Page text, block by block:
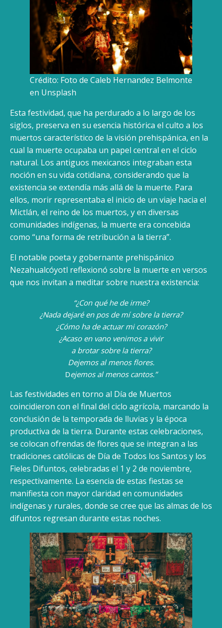
Crédito: Foto de Caleb Hernandez Belmonte
en Unsplash
Esta festividad, que ha perdurado a lo largo de los
siglos, preserva en su esencia histórica el culto a los
muertos característico de la visión prehispánica, en la
cual la muerte ocupaba un papel central en el ciclo
natural. Los antiguos mexicanos integraban esta
noción en su vida cotidiana, considerando que la
existencia se extendía más allá de la muerte. Para
ellos, morir representaba el inicio de un viaje hacia el
Mictlán, el reino de los muertos, y en diversas
comunidades indígenas, la muerte era concebida
como “una forma de retribución a la tierra”.
El notable poeta y gobernante prehispánico
Nezahualcóyotl reflexionó sobre la muerte en versos
que nos invitan a meditar sobre nuestra existencia:
“¿Con qué he de irme?
¿Nada dejaré en pos de mí sobre la tierra?
¿Cómo ha de actuar mi corazón?
¿Acaso en vano venimos a vivir
a brotar sobre la tierra?
Dejemos al menos flores.
Dejemos al menos cantos.”
Las festividades en torno al Día de Muertos
coincidieron con el final del ciclo agrícola, marcando la
conclusión de la temporada de lluvias y la época
productiva de la tierra. Durante estas celebraciones,
se colocan ofrendas de flores que se integran a las
tradiciones católicas de Día de Todos los Santos y los
Fieles Difuntos, celebradas el 1 y 2 de noviembre,
respectivamente. La esencia de estas fiestas se
manifiesta con mayor claridad en comunidades
indígenas y rurales, donde se cree que las almas de los
difuntos regresan durante estas noches.